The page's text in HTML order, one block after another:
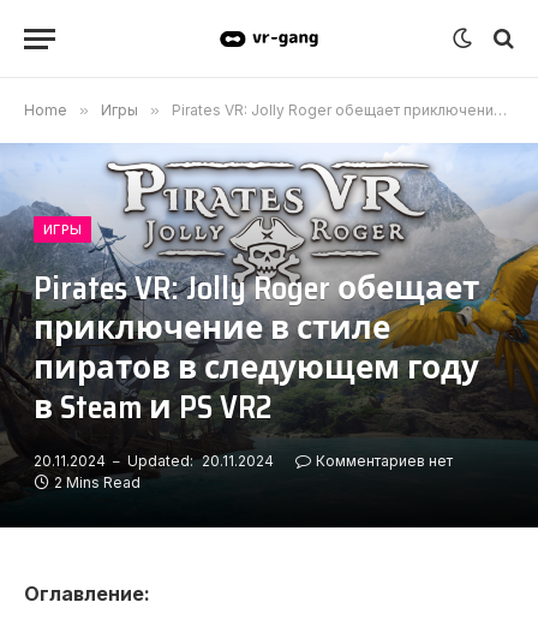
Home » Игры » Pirates VR: Jolly Roger обещает приключение в стиле пиратов в следующем году в Steam и PS VR2
ИГРЫ
Pirates VR: Jolly Roger обещает
приключение в стиле
пиратов в следующем году
в Steam и PS VR2
20.11.2024 Updated: 20.11.2024
Комментариев нет
2 Mins Read
Оглавление: